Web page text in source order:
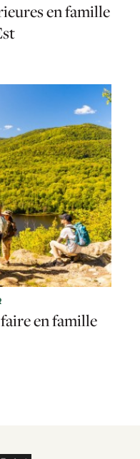
en famille
en famille